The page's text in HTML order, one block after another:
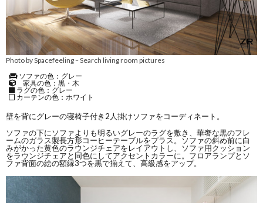
Photo by Spacefeeling–Search living room pictures
ソファの色：グレー
家具の色：黒・木
ラグの色：グレー
カーテンの色：ホワイト
壁を背にグレーの寝椅子付き2人掛けソファをコーディネート。
ソファの下にソファよりも明るいグレーのラグを敷き、華奢な黒のフレ
ームのガラス製長方形コーヒーテーブルをプラス。ソファの斜め前に白
みがかった黄色のラウンジチェアをレイアウトし、ソファ用クッション
をラウンジチェアと同色にしてアクセントカラーに。フロアランプとソ
ファ背面の絵の額縁3つを黒で揃えて、高級感をアップ。